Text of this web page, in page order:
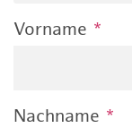
Vorname *
Nachname *